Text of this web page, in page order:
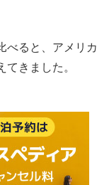
べると、アメリカ
きました。